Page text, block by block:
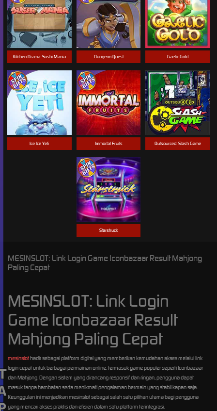
Starstruck
Immortal Fruits
Dungeon Quest
Outsourced: Slash Game
Gaelic Gold
Kitchen Drama: Sushi Mania
Ice Ice Yeti
MESINSLOT: Link Login Game Iconbazaar Result Mahjong
Paling Cepat
MESINSLOT: Link Login
Game Iconbazaar Result
Mahjong Paling Cepat
mesinslothadir sebagai platform digital yang memberikan kemudahan akses melalui link
login cepat untuk berbagai permainan online, termasuk game populer seperti Iconbazaar
dan Mahjong. Dengan sistem yang dirancang responsif dan ringan, pengguna dapat
masuk tanpa hambatan serta menikmati pengalaman bermain yang stabil kapan saja.
Keunggulan ini menjadikan mesinslot sebagai salah satu pilihan utama bagi pengguna
yang mencari akses praktis dan efisien dalam satu platform terintegrasi.